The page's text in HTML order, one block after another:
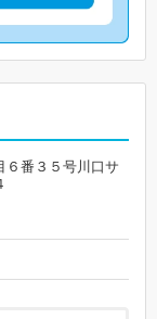
６番３５号川口サ